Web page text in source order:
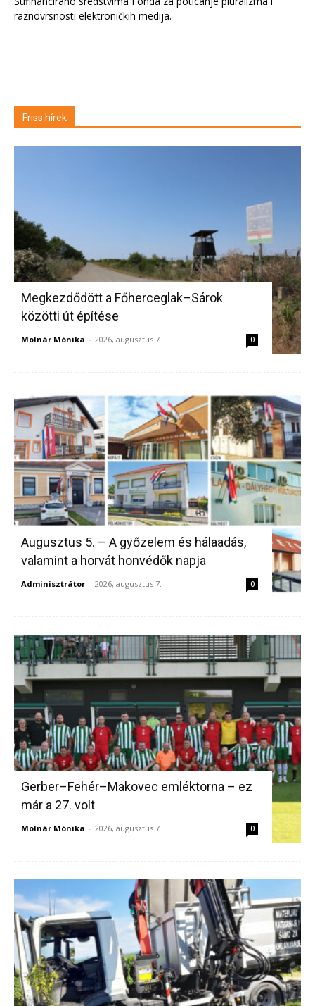
raznovrsnosti elektroničkih medija.
Friss hírek
Megkezdődött a Főherceglak–Sárok
közötti út építése
Molnár Mónika - 2026, augusztus 7. 0
Augusztus 5. – A győzelem és hálaadás,
valamint a horvát honvédők napja
Adminisztrátor - 2026, augusztus 7. 0
Gerber–Fehér–Makovec emléktorna – ez
már a 27. volt
Molnár Mónika - 2026, augusztus 7. 0